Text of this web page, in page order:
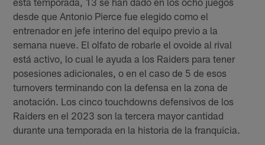
desde que Antonio Pierce fue elegido como el
entrenador en jefe interino del equipo previo a la
semana nueve. El olfato de robarle el ovoide al rival
está activo, lo cual le ayuda a los Raiders para tener
posesiones adicionales, o en el caso de 5 de esos
turnovers terminando con la defensa en la zona de
anotación. Los cinco touchdowns defensivos de los
Raiders en el 2023 son la tercera mayor cantidad
durante una temporada en la historia de la franquicia.